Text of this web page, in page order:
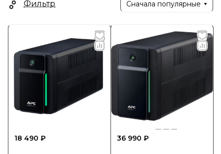
Фильтр Сначала популярные
18 490 ₽ 36 990 ₽